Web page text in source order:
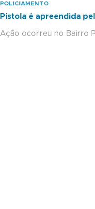
POLICIAMENTO
Pistola é apreendida
Ação ocorreu no Bairro